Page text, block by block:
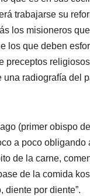
trabajarse su
los misioneros
los que deben
preceptos
una radiografía del
(primer obispo
a poco obligando
de la carne,
de la comida
diente por diente”.